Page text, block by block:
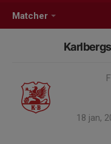
Matcher
18 jan,